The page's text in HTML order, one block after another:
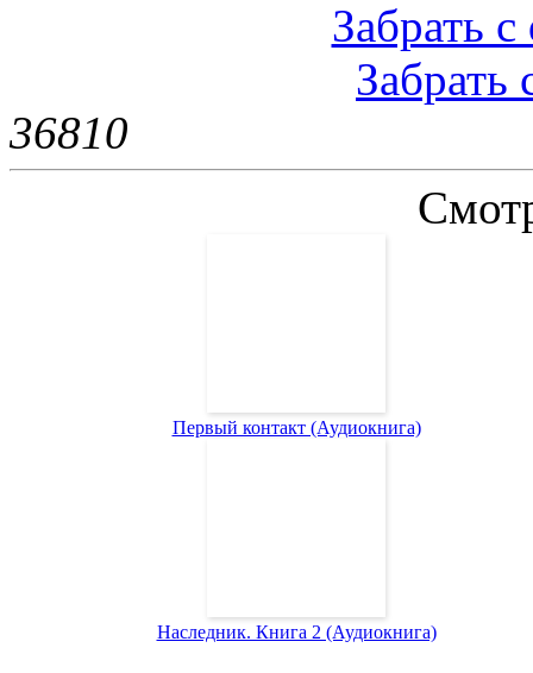
Забрать
Забрать
36810
Первый контакт (Аудиокнига)
Наследник. Книга 2 (Аудиокнига)